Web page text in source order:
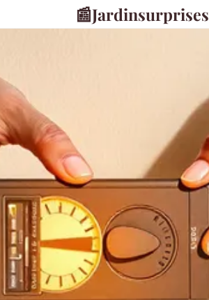
📰Jardinsurprises